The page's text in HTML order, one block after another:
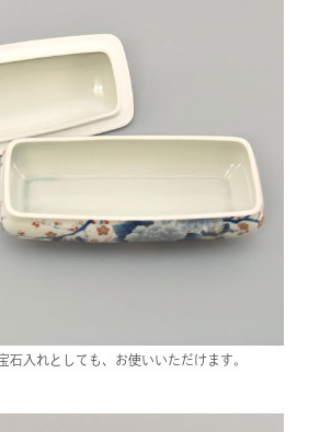
石入れとしても、お使いいただけます。